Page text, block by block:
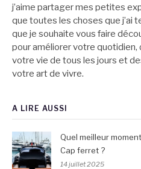
j’aime partager mes petites
que toutes les choses que j’ai
que je souhaite vous faire
pour améliorer votre
votre vie de tous les jours et
votre art de vivre.
A LIRE AUSSI
Quel meilleur
Cap ferret ?
14 juillet 2025